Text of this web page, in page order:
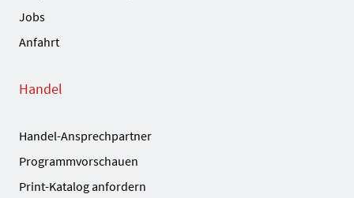
Jobs
Anfahrt
Handel
Handel-Ansprechpartner
Programmvorschauen
Print-Katalog anfordern